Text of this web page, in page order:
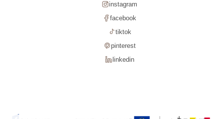
instagram
facebook
tiktok
pinterest
linkedin